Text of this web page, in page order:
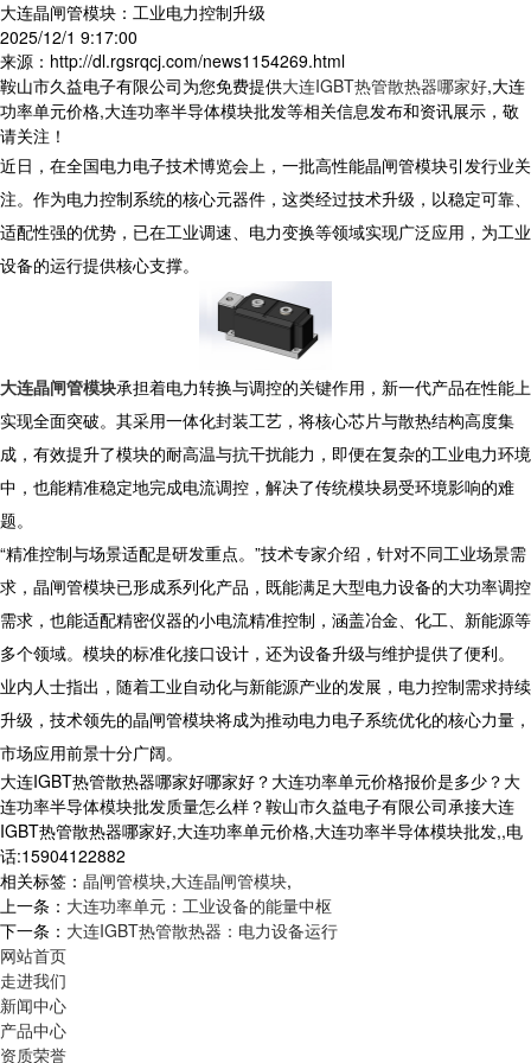
大连晶闸管模块：工业电力控制升级
2025/12/1 9:17:00
来源：http://dl.rgsrqcj.com/news1154269.html
鞍山市久益电子有限公司为您免费提供大连IGBT热管散热器哪家好,大连
功率单元价格,大连功率半导体模块批发等相关信息发布和资讯展示，敬
请关注！
近日，在全国电力电子技术博览会上，一批高性能晶闸管模块引发行业关
注。作为电力控制系统的核心元器件，这类经过技术升级，以稳定可靠、
适配性强的优势，已在工业调速、电力变换等领域实现广泛应用，为工业
设备的运行提供核心支撑。
大连晶闸管模块承担着电力转换与调控的关键作用，新一代产品在性能上
实现全面突破。其采用一体化封装工艺，将核心芯片与散热结构高度集
成，有效提升了模块的耐高温与抗干扰能力，即便在复杂的工业电力环境
中，也能精准稳定地完成电流调控，解决了传统模块易受环境影响的难
题。
“精准控制与场景适配是研发重点。”技术专家介绍，针对不同工业场景需
求，晶闸管模块已形成系列化产品，既能满足大型电力设备的大功率调控
需求，也能适配精密仪器的小电流精准控制，涵盖冶金、化工、新能源等
多个领域。模块的标准化接口设计，还为设备升级与维护提供了便利。
业内人士指出，随着工业自动化与新能源产业的发展，电力控制需求持续
升级，技术领先的晶闸管模块将成为推动电力电子系统优化的核心力量，
市场应用前景十分广阔。
大连IGBT热管散热器哪家好哪家好？大连功率单元价格报价是多少？大
连功率半导体模块批发质量怎么样？鞍山市久益电子有限公司承接大连
IGBT热管散热器哪家好,大连功率单元价格,大连功率半导体模块批发,,电
话:15904122882
相关标签： 晶闸管模块,大连晶闸管模块,
上一条： 大连功率单元：工业设备的能量中枢
下一条： 大连IGBT热管散热器：电力设备运行
网站首页
走进我们
新闻中心
产品中心
资质荣誉